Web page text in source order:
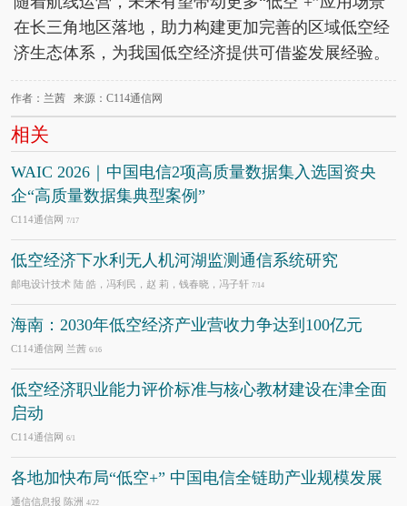
在长三角地区落地，助力构建更加完善的区域低空经
济生态体系，为我国低空经济提供可借鉴发展经验。
作者：兰茜 来源：C114通信网
相关
WAIC 2026｜中国电信2项高质量数据集入选国资央
企“高质量数据集典型案例”
C114通信网 7/17
低空经济下水利无人机河湖监测通信系统研究
邮电设计技术 陆 皓，冯利民，赵 莉，钱春晓，冯子轩 7/14
海南：2030年低空经济产业营收力争达到100亿元
C114通信网 兰茜 6/16
低空经济职业能力评价标准与核心教材建设在津全面
启动
C114通信网 6/1
各地加快布局“低空+” 中国电信全链助产业规模发展
通信信息报 陈洲 4/22